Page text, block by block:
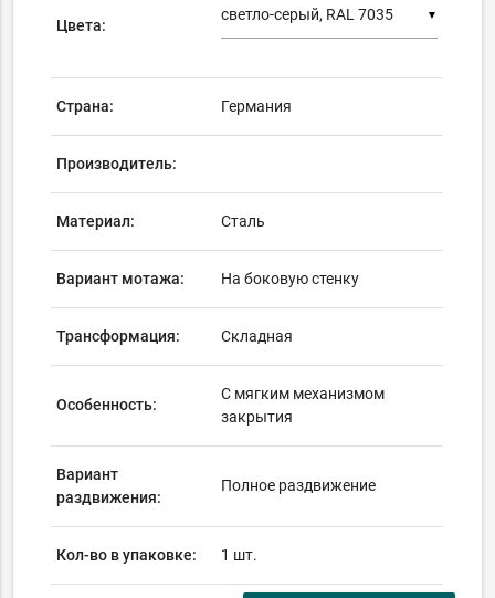
Цвета:
▼
Страна: Германия
Производитель:
Материал: Сталь
Вариант мотажа: На боковую стенку
Трансформация: Складная
Особенность:
С мягким механизмом
закрытия
Вариант
раздвижения:
Полное раздвижение
Кол-во в упаковке: 1 шт.